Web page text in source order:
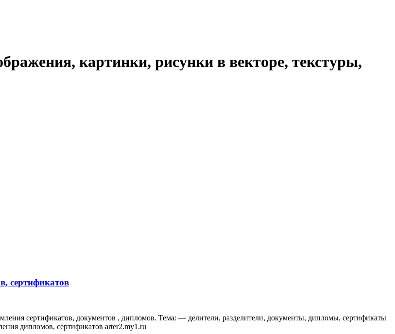
картинки, рисунки в векторе, текстуры,
сертификатов
сертификатов, документов , дипломов. Тема: — делители, разделители, документы, дипломы, сертификаты
дипломов, сертификатов arter2.my1.ru